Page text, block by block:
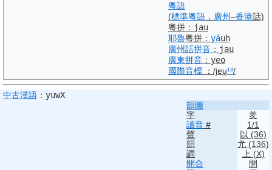
粵語
(標準粵語 ， 廣州–香港話)
粵拼 ： jau
耶魯粵拼 ： yáuh
廣州話拼音 ： jau
廣東拼音 ： yeo
國際音標
： /jɐu̯¹³/
中古漢語 ： yuwX
韻圖
字
羑
讀音 #
1/1
聲
以 (36)
韻
尤 (136)
調
上 (X)
開合
開